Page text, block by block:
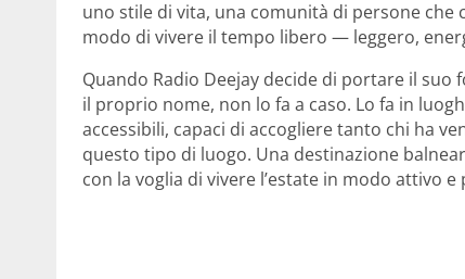
uno stile di vita, una comunità di persone
modo di vivere il tempo libero — leggero,
Quando Radio Deejay decide di portare il
il proprio nome, non lo fa a caso. Lo fa in
accessibili, capaci di accogliere tanto chi ha
questo tipo di luogo. Una destinazione
con la voglia di vivere l’estate in modo attivo